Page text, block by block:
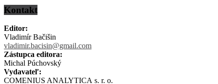
Kontakt
Editor:
Vladimír Bačišin
vladimir.bacisin@gmail.com
Zástupca editora:
Michal Púchovský
Vydavateľ:
COMENIUS ANALYTICA s. r. o.